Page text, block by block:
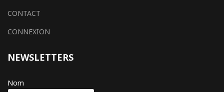
CONTACT
CONNEXION
NEWSLETTERS
Nom